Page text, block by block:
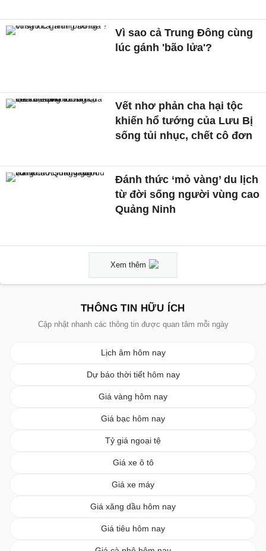
Vì sao cả Trung Đông cùng
lúc gánh 'bão lửa'?
Vết nhơ phản cha hại tộc
khiến hổ tướng của Lưu Bị
sống tủi nhục, chết cô đơn
Đánh thức ‘mỏ vàng’ du lịch
từ đời sống người vùng cao
Quảng Ninh
Xem thêm
THÔNG TIN HỮU ÍCH
Cập nhật nhanh các thông tin được quan tâm mỗi ngày
Lịch âm hôm nay
Dự báo thời tiết hôm nay
Giá vàng hôm nay
Giá bạc hôm nay
Tỷ giá ngoại tệ
Giá xe ô tô
Giá xe máy
Giá xăng dầu hôm nay
Giá tiêu hôm nay